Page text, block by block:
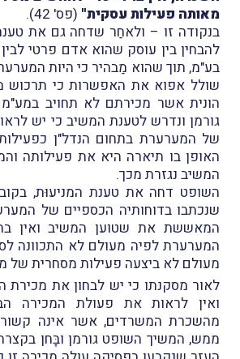
מאותה פעילות עסקית" (פס' 42).
בנקודה זו – ולאחַר שדחה גם את
להבחין בין עוסק שהוא אדם פרטי
בע"מ, תוך שהוא מַבהיר כי היות
שולל אפוא את האפשרות כי תרכוש
הונית אשר מכירתם לא תחויב
גורמן ונדרש לטענת המשיב כי יש
של המערערת בתחום הנדל"ן
האופן בו תיארה היא את פעילותה
המשיב נגזרת מכך.
השופט דחה את טענת המניעוּת,
שנכתבו בדוחותיה הכספיים של
המאששת את שטוען המשיב ואין
המערערת לפיה מעולם לא התכוונה
מעולם לא ביצעה פעילות מסחרית של
לאור מסקנתו כי יש לבחון את
ואין לראות את פעולת המכירה
מהשכרת המשרדים, אשר אינה
ממש, המשיך השופט גורמן ובָּחן